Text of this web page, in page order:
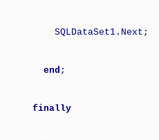
SQLDataSet1.Next;
end ;
finally